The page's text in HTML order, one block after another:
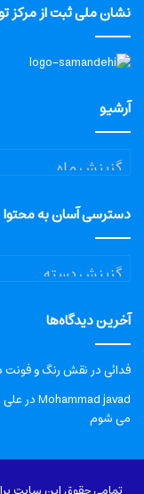
نشان ملی ثبت از مرکز
آرشیو
آرشیو
دسترسی آسان به محتوا
دسترسی
آسان
محتوا
آخرین دیدگاه‌ها
فدائیدرنقش رنگ و فونت
Mohammad javadدر
می شوم